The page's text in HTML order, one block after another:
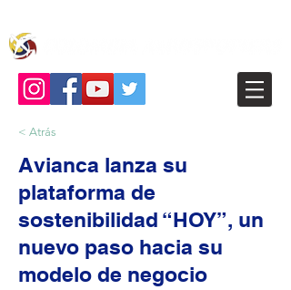
< Atrás
Avianca lanza su
plataforma de
sostenibilidad “HOY”, un
nuevo paso hacia su
modelo de negocio